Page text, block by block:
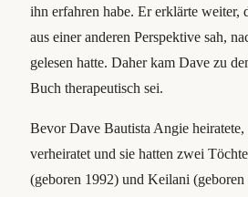
ihn erfahren habe. Er erklärte weiter,
aus einer anderen Perspektive sah,
gelesen hatte. Daher kam Dave zu
Buch therapeutisch sei.
Bevor Dave Bautista Angie
verheiratet und sie hatten zwei
(geboren 1992) und Keilani